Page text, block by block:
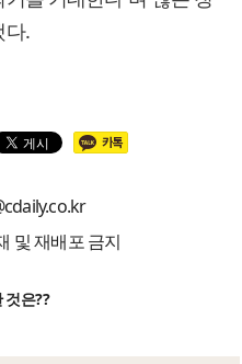
다.
및 재배포 금지
은??